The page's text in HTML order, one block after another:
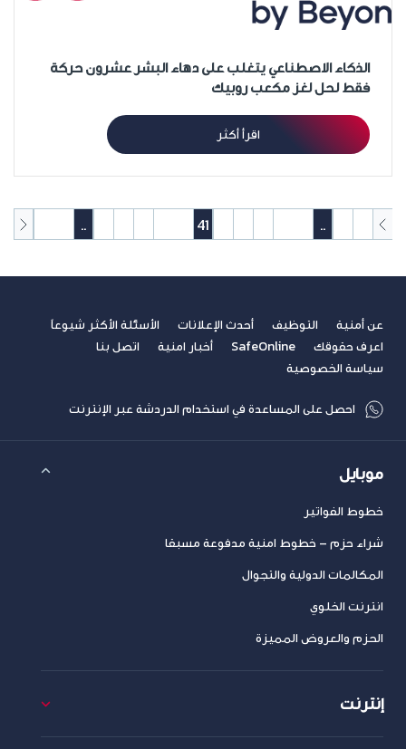
الذكاء الاصطناعي يتغلب على دهاء البشر عشرون حركة
فقط لحل لغز مكعب روبيك
اقرأ أكثر
..
41
..
عن أمنية التوظيف أحدث الإعلانات
الأسئلة الأكثر شيوعاً
اعرف حقوقك
SafeOnline أخبار امنية
اتصل بنا
سياسة الخصوصية
احصل على المساعدة في استخدام الدردشة عبر الإنترنت
موبايل
خطوط الفواتير
شراء حزم – خطوط امنية مدفوعة مسبقا
المكالمات الدولية والتجوال
انترنت الخلوي
الحزم والعروض المميزة
إنترنت